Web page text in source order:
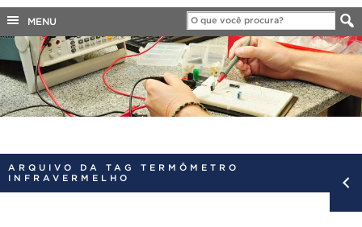
Legislação
Canais
AUDITORIA
COBALTO
CONCURSOS
EDITAIS
INTERNACIONAL
PORTARIAS
MENU
ARQUIVO DA TAG TERMÔMETRO
INFRAVERMELHO